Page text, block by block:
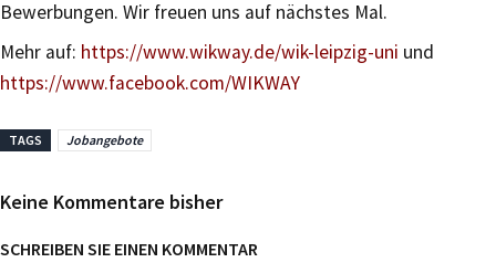
Bewerbungen. Wir freuen uns auf nächstes Mal.
Mehr auf: https://www.wikway.de/wik-leipzig-uni und
https://www.facebook.com/WIKWAY
TAGS Jobangebote
Keine Kommentare bisher
SCHREIBEN SIE EINEN KOMMENTAR